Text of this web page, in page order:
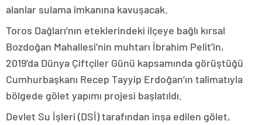
alanlar sulama imkanına kavuşacak.
Toros Dağları’nın eteklerindeki ilçeye bağlı kırsal
Bozdoğan Mahallesi’nin muhtarı İbrahim Pelit’in,
2019’da Dünya Çiftçiler Günü kapsamında görüştüğü
Cumhurbaşkanı Recep Tayyip Erdoğan’ın talimatıyla
bölgede gölet yapımı projesi başlatıldı.
Devlet Su İşleri (DSİ) tarafından inşa edilen gölet,